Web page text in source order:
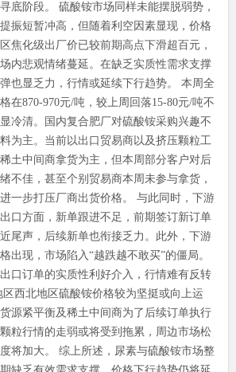
底阶段。 硫酸铵市场同样未能摆脱弱势，
振短暂冲高，但随着利空因素显现，价格
焦化级出厂价已较前期高点下滑超百元，
内悲观情绪蔓延。在缺乏实质性需求支撑
也显乏力，行情或延续下行趋势。 本周全
在870-970元/吨，较上周回落15-80元/吨不
冷清。国内复合肥厂对硫酸铵采购兴趣不
为主。当前以出口贸易商以及挤压颗粒工
土中间商拿货为主，但本周部分客户对后
不佳，甚至个别贸易商本周未参与拿货，
一步打压厂商出货价格。 与此同时，下游
口方面，新单跟进不足，前期签订新订单
尾声，后续新单也衔接乏力。此外，下游
出现，市场陷入“越跌越不敢买”的僵局。
口订单的实质性利好介入，行情难有反转
西北地区硫酸铵价格较为坚挺或向上运
源紧平衡及稀土中间商为了后续订单执行
粒行情的走弱或将受到拖累，周边市场松
将加大。 综上所述，尿素与硫酸铵市场整